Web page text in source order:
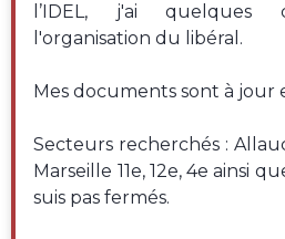
l’IDEL, j'ai quelques
l'organisation du libéral.
Mes documents sont à jour
Secteurs recherchés :
Marseille 11e, 12e, 4e ainsi
suis pas fermés.